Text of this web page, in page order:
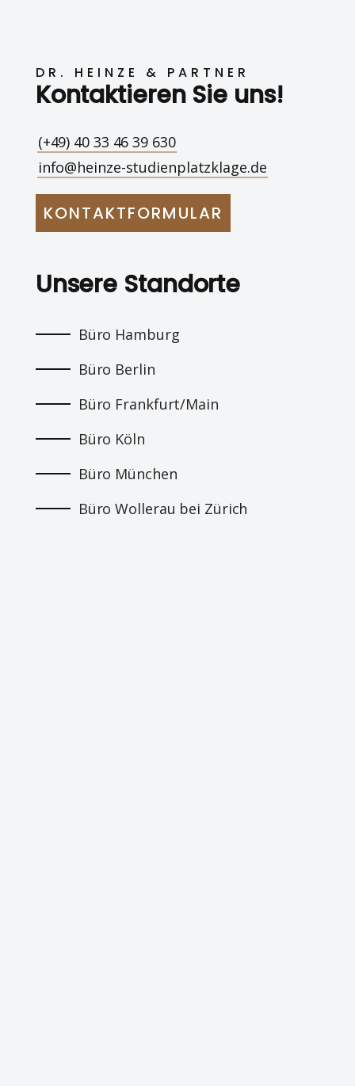
DR. HEINZE & PARTNER
Kontaktieren Sie uns!
(+49) 40 33 46 39 630
info@heinze-studienplatzklage.de
KONTAKTFORMULAR
Unsere Standorte
Büro Hamburg
Büro Berlin
Büro Frankfurt/Main
Büro Köln
Büro München
Büro Wollerau bei Zürich